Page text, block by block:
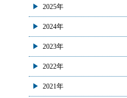
2025年
2024年
2023年
2022年
2021年